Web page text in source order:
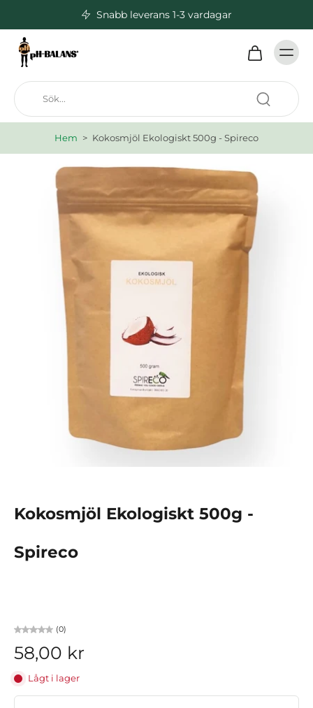
Snabb leverans 1-3 vardagar
Hem > Kokosmjöl Ekologiskt 500g - Spireco
Kokosmjöl Ekologiskt 500g -
Spireco
(0)
58,00 kr
Lågt i lager